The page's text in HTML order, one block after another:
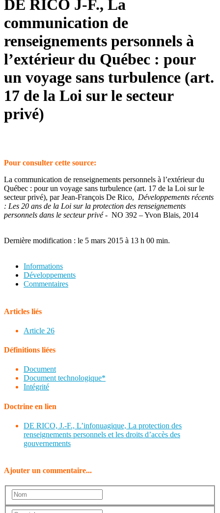
DE RICO J-F., La
communication de
renseignements personnels à
l’extérieur du Québec : pour
un voyage sans turbulence (art.
17 de la Loi sur le secteur
privé)
Pour consulter cette source:
La communication de renseignements personnels à l’extérieur du
Québec : pour un voyage sans turbulence (art. 17 de la Loi sur le
secteur privé), par Jean-François De Rico, Développements récents
: Les 20 ans de la Loi sur la protection des renseignements
personnels dans le secteur privé- NO 392 – Yvon Blais, 2014
Dernière modification : le 5 mars 2015 à 13 h 00 min.
Informations
Développements
Commentaires
Articles liés
Article 26
Définitions liées
Document
Document technologique*
Intégrité
Doctrine en lien
DE RICO, J.-F., L’infonuagique, La protection des
renseignements personnels et les droits d’accès des
gouvernements
Ajouter un commentaire...